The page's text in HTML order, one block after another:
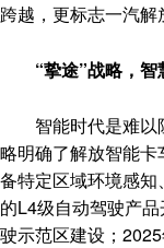
跨越，更标志一汽
“挚途”战略，
智能时代是难以阻
略明确了解放智能
备特定区域环境感
的L4级自动驾驶产
驶示范区建设；